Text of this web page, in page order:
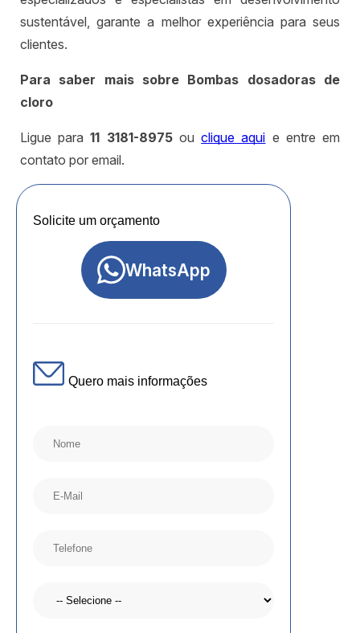
sustentável, garante a melhor experiência para seus
clientes.
Para saber mais sobre Bombas dosadoras de
cloro
Ligue para11 3181-8975ouclique aqui e entre em
contato por email.
Solicite um orçamento
WhatsApp
Quero mais informações